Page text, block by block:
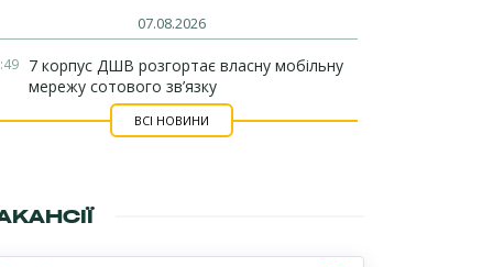
07.08.2026
7 корпус ДШВ розгортає власну мобільну
мережу сотового зв’язку
ВСІ НОВИНИ